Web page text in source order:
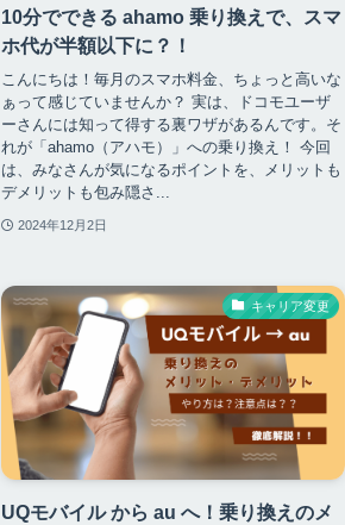
10分でできる ahamo 乗り換えで、スマ
ホ代が半額以下に？！
こんにちは！毎月のスマホ料金、ちょっと高いな
ぁって感じていませんか？ 実は、ドコモユーザ
ーさんには知って得する裏ワザがあるんです。そ
れが「ahamo（アハモ）」への乗り換え！ 今回
は、みなさんが気になるポイントを、メリットも
デメリットも包み隠さ...
2024年12月2日
キャリア変更
UQモバイル から au へ！乗り換えのメ